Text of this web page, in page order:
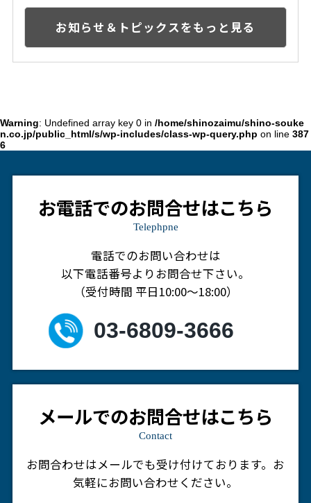
お知らせ＆トピックスをもっと見る
Warning: Undefined array key 0 in /home/shinozaimu/shino-souke
n.co.jp/public_html/s/wp-includes/class-wp-query.php on line 387
6
お電話でのお問合せはこちら
Telephpne
電話でのお問い合わせは
以下電話番号よりお問合せ下さい。
（受付時間 平日10:00～18:00）
03-6809-3666
メールでのお問合せはこちら
Contact
お問合わせはメールでも受け付けております。 お
気軽にお問い合わせください。